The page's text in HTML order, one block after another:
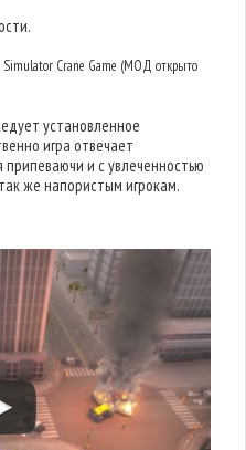
Simulator Crane Game (МОД открыто
установленное
игра отвечает
и с увлеченностью
же напористым игрокам.